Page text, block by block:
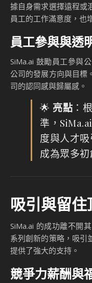
據自身需求選擇遠程或
員工的工作滿意度，也
員工參與與透
SiMa.ai 鼓勵員工參與
公司的發展方向與目標
司的認同感與歸屬感。
🌟 亮點 ：
準，
度與人才
成為眾多
吸引與留
SiMa.ai 的成功離不開
系列創新的策略，吸引
提供了強大的支持。
競爭力薪酬與